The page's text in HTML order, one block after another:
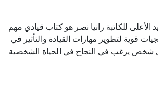
الأعلى للكاتبة رانيا نصر هو كتاب قيادي مهم
قوية لتطوير مهارات القيادة والتأثير في
شخص يرغب في النجاح في الحياة الشخصية